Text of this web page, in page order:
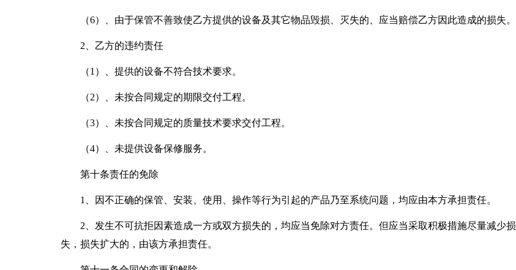
（6）、由于保管不善致使乙方提供的设备及其它物品毁损、灭失的、应当赔偿乙方因此造成的损失。
2、乙方的违约责任
（1）、提供的设备不符合技术要求。
（2）、未按合同规定的期限交付工程。
（3）、未按合同规定的质量技术要求交付工程。
（4）、未提供设备保修服务。
第十条责任的免除
1、因不正确的保管、安装、使用、操作等行为引起的产品乃至系统问题，均应由本方承担责任。
2、发生不可抗拒因素造成一方或双方损失的，均应当免除对方责任。但应当采取积极措施尽量减少损
失，损失扩大的，由该方承担责任。